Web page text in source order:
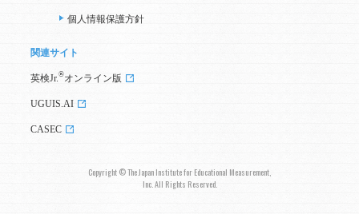
個人情報保護方針
関連サイト
英検Jr. ®オンライン版
UGUIS.AI
CASEC
Copyright © The Japan Institute for Educational Measurement,
Inc. All Rights Reserved.